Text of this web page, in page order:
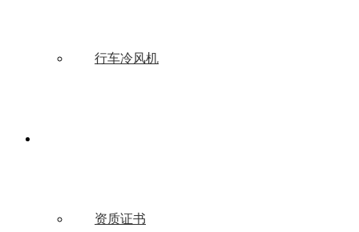
行车冷风机
资质证书